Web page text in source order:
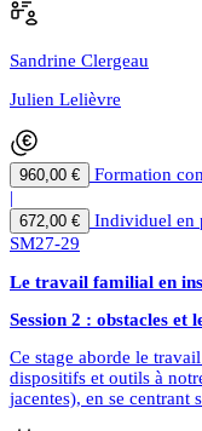
Sandrine Clergeau
Julien Lelièvre
960,00 €
Formation
|
672,00 €
Individuel en
SM27-29
Le travail familial en
Session 2 : obstacles et
Ce stage aborde le
dispositifs et outils à
jacentes), en se centrant